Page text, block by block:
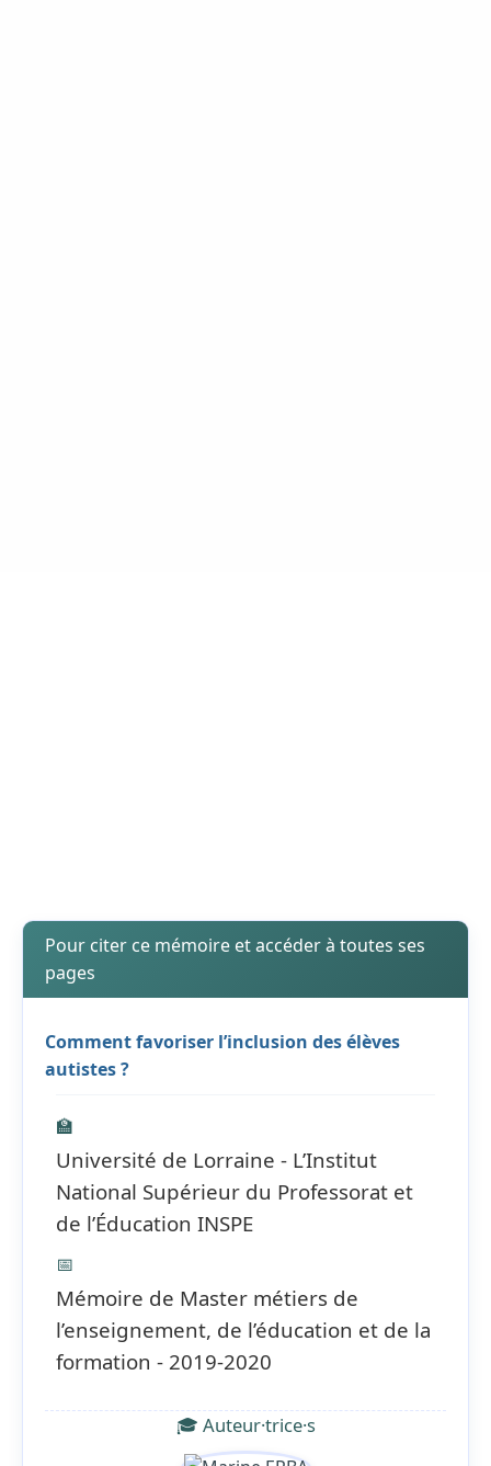
Pour citer ce mémoire et accéder à toutes ses
pages
Comment favoriser l’inclusion des élèves
autistes ?
🏫
Université de Lorraine - L’Institut
National Supérieur du Professorat et
de l’Éducation INSPE
📅
Mémoire de Master métiers de
l’enseignement, de l’éducation et de la
formation - 2019-2020
🎓 Auteur·trice·s